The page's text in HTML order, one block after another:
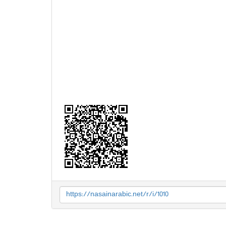
https://nasainarabic.net/r/i/1010